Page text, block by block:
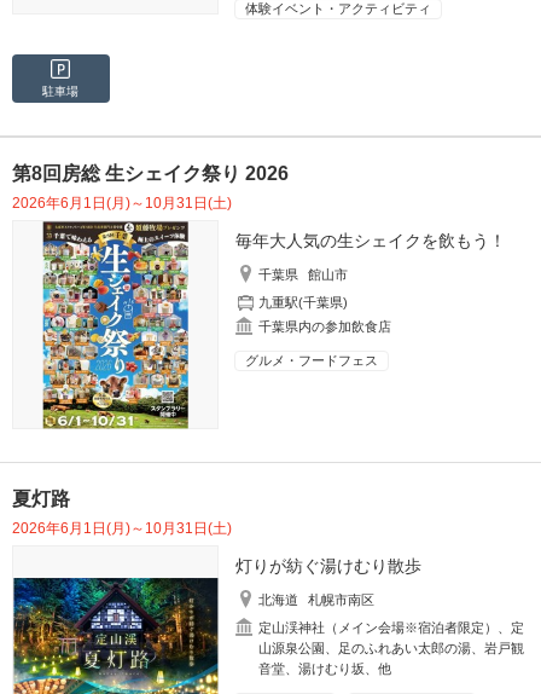
体験イベント・アクティビティ
駐車場
第8回房総 生シェイク祭り 2026
2026年6月1日(月)～10月31日(土)
毎年大人気の生シェイクを飲もう！
千葉県
館山市
九重駅(千葉県)
千葉県内の参加飲食店
グルメ・フードフェス
夏灯路
2026年6月1日(月)～10月31日(土)
灯りが紡ぐ湯けむり散歩
北海道
札幌市南区
定山渓神社（メイン会場※宿泊者限定）、定
山源泉公園、足のふれあい太郎の湯、岩戸観
音堂、湯けむり坂、他